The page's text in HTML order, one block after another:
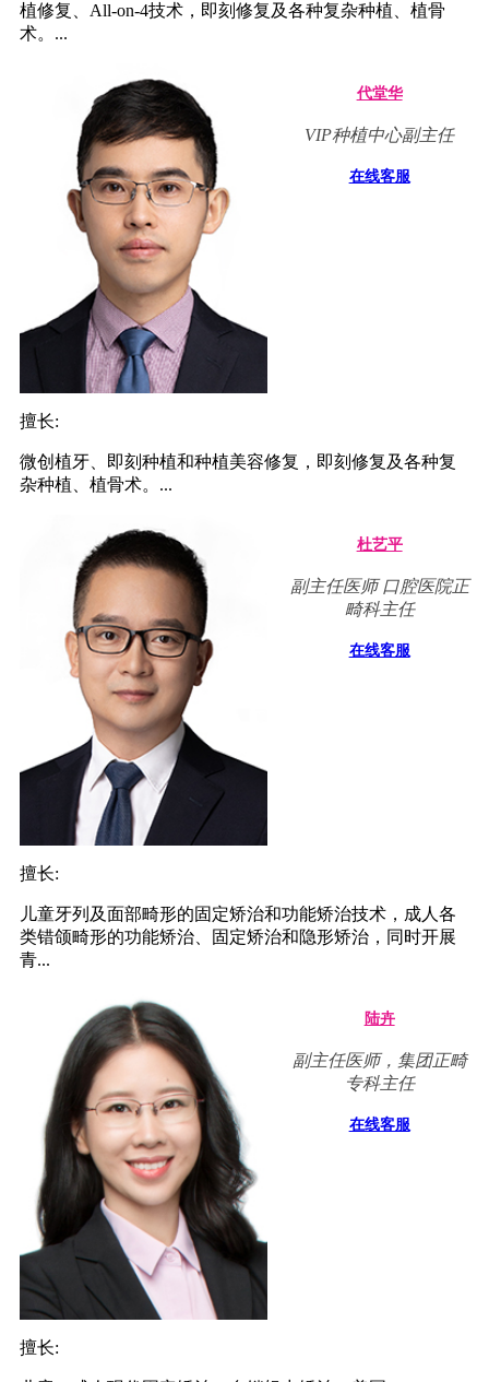
植修复、All-on-4技术，即刻修复及各种复杂种植、植骨
术。...
代堂华
VIP种植中心副主任
在线客服
擅长:
微创植牙、即刻种植和种植美容修复，即刻修复及各种复
杂种植、植骨术。...
杜艺平
副主任医师 口腔医院正
畸科主任
在线客服
擅长:
儿童牙列及面部畸形的固定矫治和功能矫治技术，成人各
类错颌畸形的功能矫治、固定矫治和隐形矫治，同时开展
青...
陆卉
副主任医师，集团正畸
专科主任
在线客服
擅长: